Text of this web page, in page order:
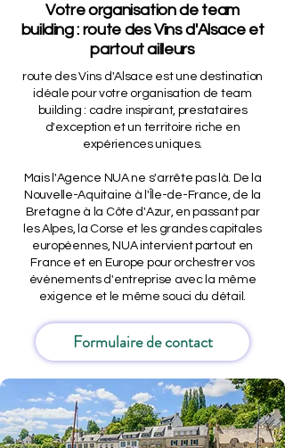
Votre organisation de team
building : route des Vins d'Alsace et
partout ailleurs
route des Vins d'Alsace est une destination
idéale pour votre organisation de team
building : cadre inspirant, prestataires
d'exception et un territoire riche en
expériences uniques.
Mais l'Agence NUA ne s'arrête pas là. De la
Nouvelle-Aquitaine à l'Île-de-France, de la
Bretagne à la Côte d'Azur, en passant par
les Alpes, la Corse et les grandes capitales
européennes, NUA intervient partout en
France et en Europe pour orchestrer vos
événements d'entreprise avec la même
exigence et le même souci du détail.
Formulaire de contact